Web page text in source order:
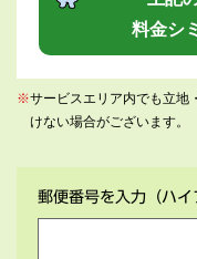
料金シ
※サービスエリア内でも立地
けない場合がございます。
郵便番号を入力 （ハ